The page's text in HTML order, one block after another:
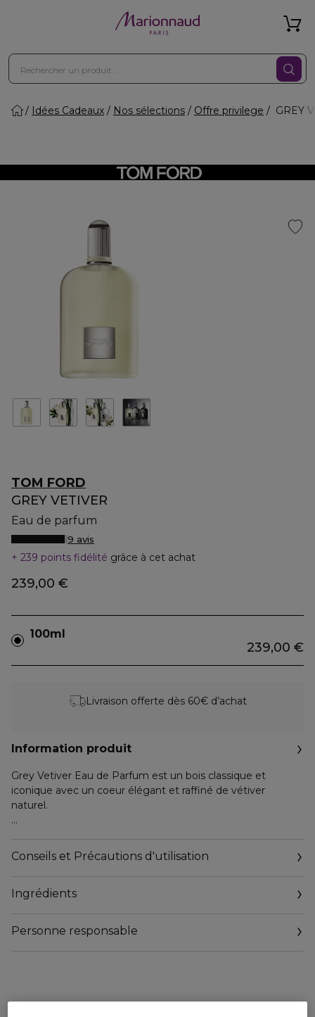
Idées Cadeaux Nos sélections Offre privilege GREY
TOM FORD
GREY VETIVER
Eau de parfum
9 avis
239 points fidélité grâce à cet achat
239,00 €
100ml
239,00 €
Livraison offerte dès 60€ d’achat
Information produit
Grey Vetiver Eau de Parfum est un bois classique et
iconique avec un coeur élégant et raffiné de vétiver
naturel.
Frais.
Charismatique.
Famille olfactive : Boisée.Avec son coeur élégant et raffiné
gorgés de soleil, de riches épices et à des bois prisés, Grey
Vetiver capture l'essence de la masculinité débonnaire,
Conseils et Précautions d'utilisation
Ingrédients
Personne responsable